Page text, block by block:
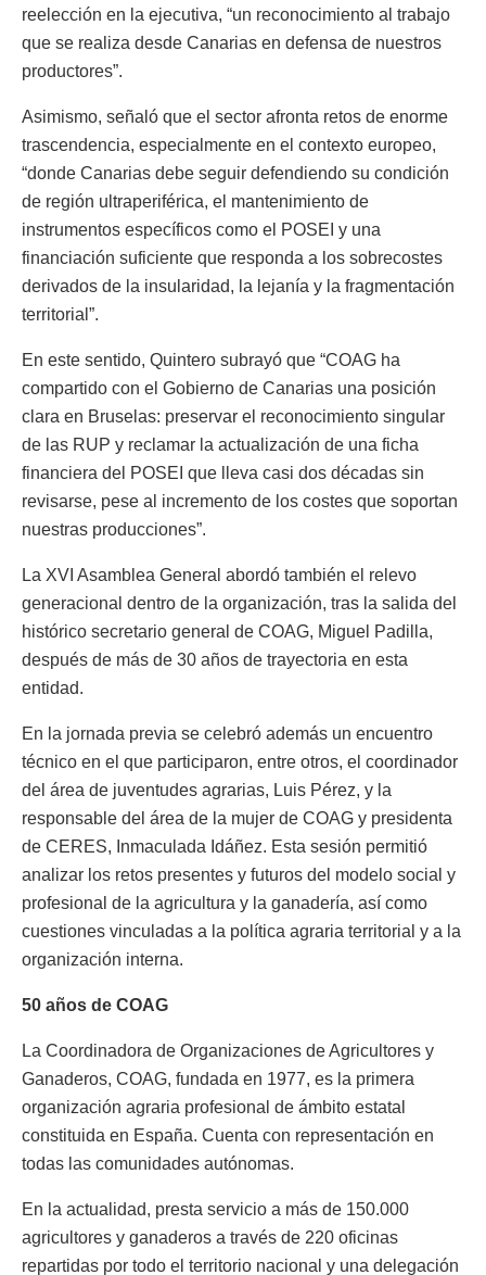
reelección en la ejecutiva, “un reconocimiento al trabajo
que se realiza desde Canarias en defensa de nuestros
productores”.
Asimismo, señaló que el sector afronta retos de enorme
trascendencia, especialmente en el contexto europeo,
“donde Canarias debe seguir defendiendo su condición
de región ultraperiférica, el mantenimiento de
instrumentos específicos como el POSEI y una
financiación suficiente que responda a los sobrecostes
derivados de la insularidad, la lejanía y la fragmentación
territorial”.
En este sentido, Quintero subrayó que “COAG ha
compartido con el Gobierno de Canarias una posición
clara en Bruselas: preservar el reconocimiento singular
de las RUP y reclamar la actualización de una ficha
financiera del POSEI que lleva casi dos décadas sin
revisarse, pese al incremento de los costes que soportan
nuestras producciones”.
La XVI Asamblea General abordó también el relevo
generacional dentro de la organización, tras la salida del
histórico secretario general de COAG, Miguel Padilla,
después de más de 30 años de trayectoria en esta
entidad.
En la jornada previa se celebró además un encuentro
técnico en el que participaron, entre otros, el coordinador
del área de juventudes agrarias, Luis Pérez, y la
responsable del área de la mujer de COAG y presidenta
de CERES, Inmaculada Idáñez. Esta sesión permitió
analizar los retos presentes y futuros del modelo social y
profesional de la agricultura y la ganadería, así como
cuestiones vinculadas a la política agraria territorial y a la
organización interna.
50 años de COAG
La Coordinadora de Organizaciones de Agricultores y
Ganaderos, COAG, fundada en 1977, es la primera
organización agraria profesional de ámbito estatal
constituida en España. Cuenta con representación en
todas las comunidades autónomas.
En la actualidad, presta servicio a más de 150.000
agricultores y ganaderos a través de 220 oficinas
repartidas por todo el territorio nacional y una delegación